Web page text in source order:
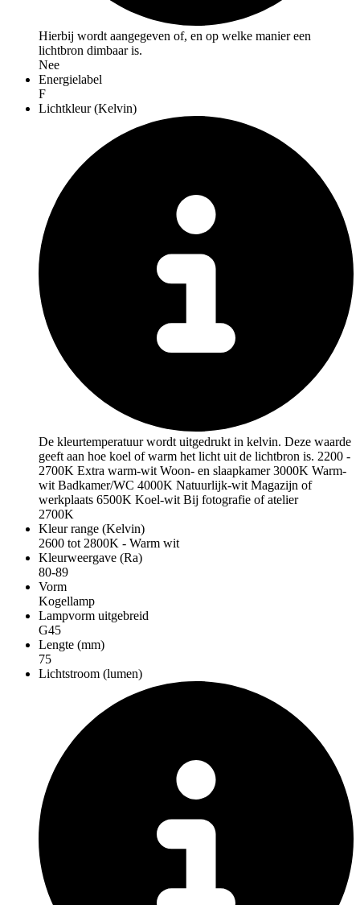
Hierbij wordt aangegeven of, en op welke manier een
lichtbron dimbaar is.
Nee
Energielabel
F
Lichtkleur (Kelvin)
De kleurtemperatuur wordt uitgedrukt in kelvin. Deze waarde
geeft aan hoe koel of warm het licht uit de lichtbron is. 2200 -
2700K Extra warm-wit Woon- en slaapkamer 3000K Warm-
wit Badkamer/WC 4000K Natuurlijk-wit Magazijn of
werkplaats 6500K Koel-wit Bij fotografie of atelier
2700K
Kleur range (Kelvin)
2600 tot 2800K - Warm wit
Kleurweergave (Ra)
80-89
Vorm
Kogellamp
Lampvorm uitgebreid
G45
Lengte (mm)
75
Lichtstroom (lumen)